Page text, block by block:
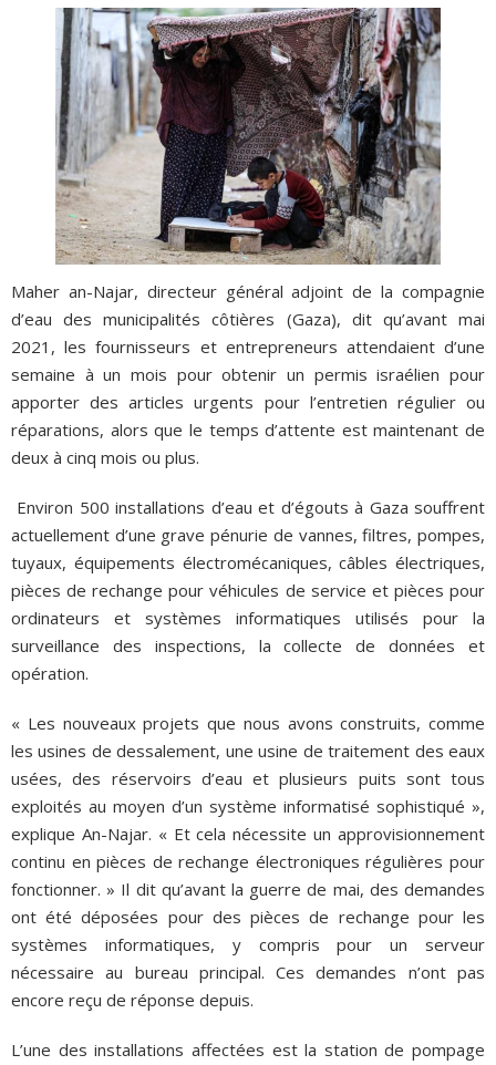
Maher an-Najar, directeur général adjoint de la compagnie
d’eau des municipalités côtières (Gaza), dit qu’avant mai
2021, les fournisseurs et entrepreneurs attendaient d’une
semaine à un mois pour obtenir un permis israélien pour
apporter des articles urgents pour l’entretien régulier ou
réparations, alors que le temps d’attente est maintenant de
deux à cinq mois ou plus.
Environ 500 installations d’eau et d’égouts à Gaza souffrent
actuellement d’une grave pénurie de vannes, filtres, pompes,
tuyaux, équipements électromécaniques, câbles électriques,
pièces de rechange pour véhicules de service et pièces pour
ordinateurs et systèmes informatiques utilisés pour la
surveillance des inspections, la collecte de données et
opération.
« Les nouveaux projets que nous avons construits, comme
les usines de dessalement, une usine de traitement des eaux
usées, des réservoirs d’eau et plusieurs puits sont tous
exploités au moyen d’un système informatisé sophistiqué »,
explique An-Najar. « Et cela nécessite un approvisionnement
continu en pièces de rechange électroniques régulières pour
fonctionner. » Il dit qu’avant la guerre de mai, des demandes
ont été déposées pour des pièces de rechange pour les
systèmes informatiques, y compris pour un serveur
nécessaire au bureau principal. Ces demandes n’ont pas
encore reçu de réponse depuis.
L’une des installations affectées est la station de pompage